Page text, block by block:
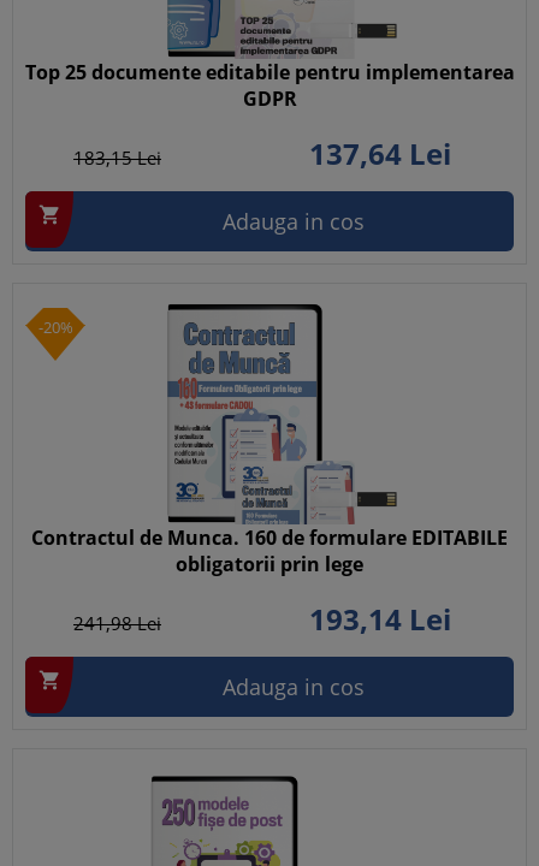
Top 25 documente editabile pentru implementarea
GDPR
183,15Lei 137,64Lei
 Adauga in cos
-20%
Contractul de Munca. 160 de formulare EDITABILE
obligatorii prin lege
241,98Lei 193,14Lei
 Adauga in cos